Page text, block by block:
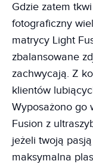
Gdzie zatem
fotograficzny
matrycy Light
zbalansowane
zachwycają. Z
klientów
Wyposażono go
Fusion z
jeżeli twoją
maksymalna